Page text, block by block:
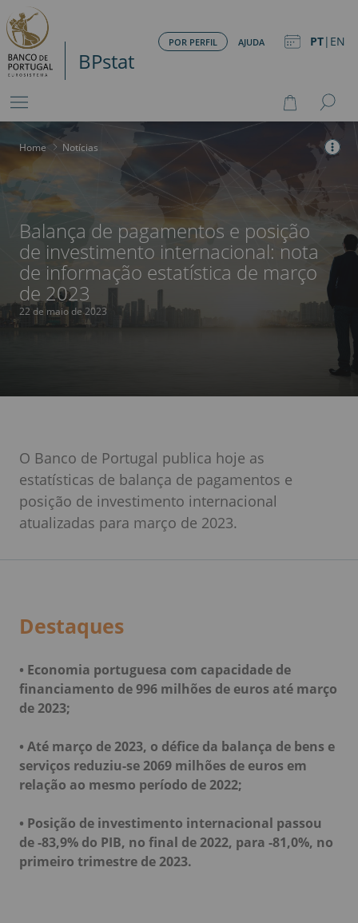
BPstat
PT| EN
POR PERFIL AJUDA
Home > Notícias
Balança de pagamentos e posição
de investimento internacional: nota
de informação estatística de março
de 2023
22 de maio de 2023
O Banco de Portugal publica hoje as
estatísticas de balança de pagamentos e
posição de investimento internacional
atualizadas para março de 2023.
Destaques
• Economia portuguesa com capacidade de
financiamento de 996 milhões de euros até março
de 2023;
• Até março de 2023, o défice da balança de bens e
serviços reduziu-se 2069 milhões de euros em
relação ao mesmo período de 2022;
• Posição de investimento internacional passou
de -83,9% do PIB, no final de 2022, para -81,0%, no
primeiro trimestre de 2023.